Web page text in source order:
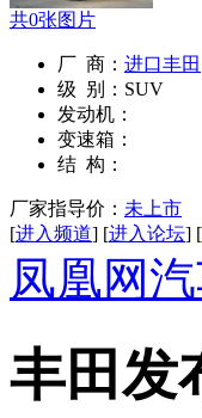
共0张图片
厂 商： 进口丰田
级 别： SUV
发动机：
变速箱：
结 构：
厂家指导价： 未上市
[进入频道] [进入论坛] [
凤凰网
丰田发